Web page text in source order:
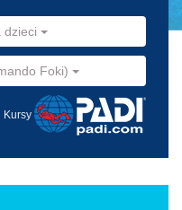
dzieci
Foki)
Kursy